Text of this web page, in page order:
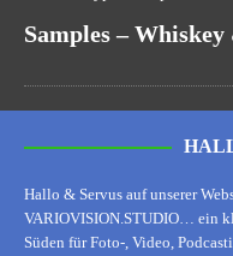
Samples –
Hallo & Servus auf unserer
VARIOVISION.STUDIO… ein
Süden für Foto-, Video,